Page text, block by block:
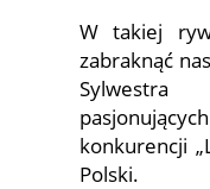
W takiej
zabraknąć
konkurencji
Polski.